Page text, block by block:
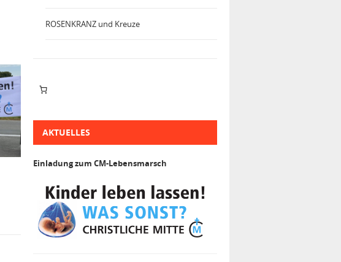
ROSENKRANZ und Kreuze
AKTUELLES
Einladung zum CM-Lebensmarsch